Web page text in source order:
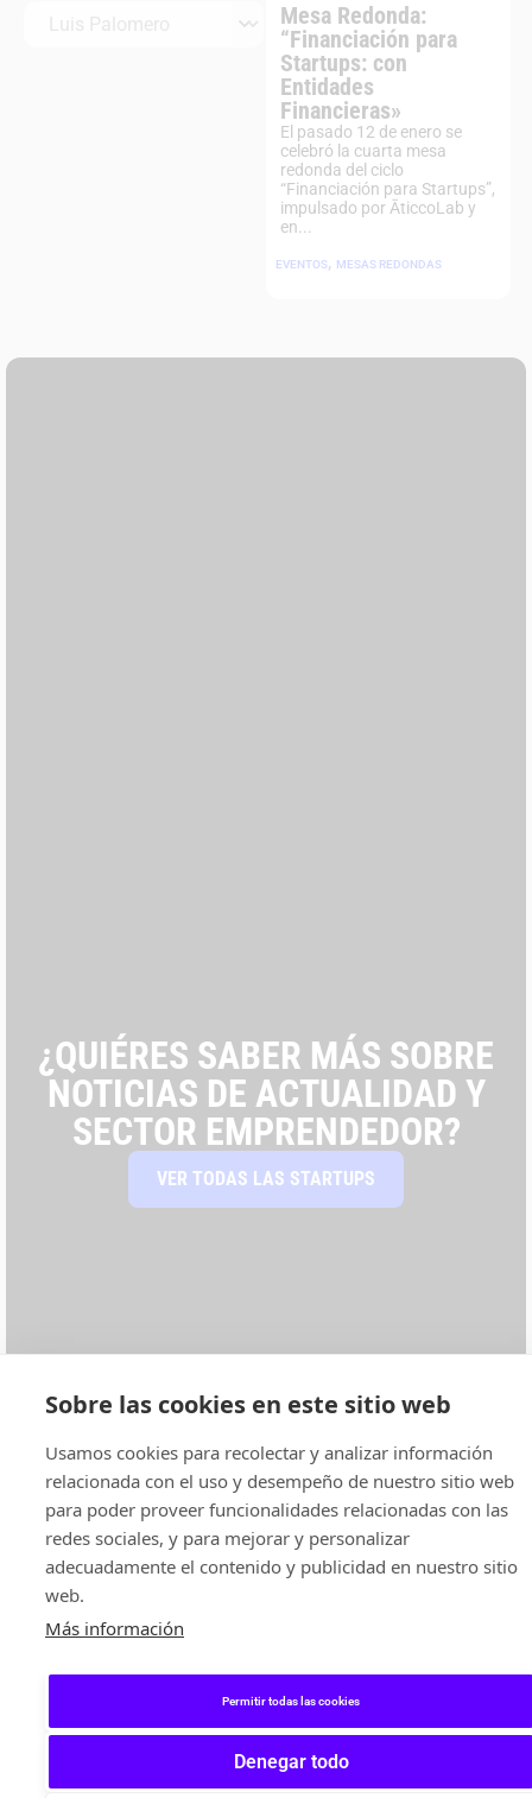
Mesa Redonda:
“Financiación para
Startups: con
Entidades
Financieras»
El pasado 12 de enero se
celebró la cuarta mesa
redonda del ciclo
“Financiación para Startups”,
impulsado por ĀticcoLab y
en...
EVENTOS, MESAS REDONDAS
¿QUIÉRES SABER MÁS SOBRE
NOTICIAS DE ACTUALIDAD Y
SECTOR EMPRENDEDOR?
VER TODAS LAS STARTUPS
Sobre las cookies en este sitio web
Usamos cookies para recolectar y analizar información
relacionada con el uso y desempeño de nuestro sitio web
para poder proveer funcionalidades relacionadas con las
redes sociales, y para mejorar y personalizar
adecuadamente el contenido y publicidad en nuestro sitio
web.
Más información
Permitir todas las cookies
Denegar todo